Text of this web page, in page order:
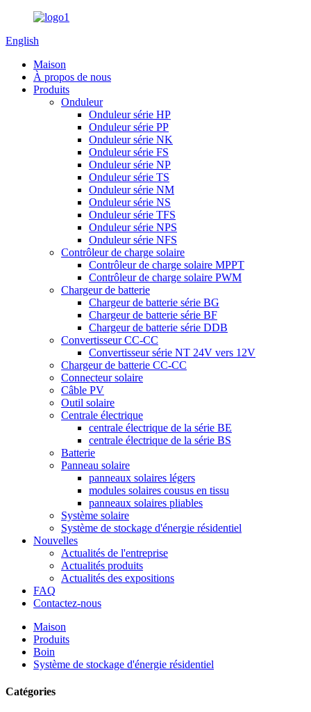
English
Maison
À propos de nous
Produits
Onduleur
Onduleur série HP
Onduleur série PP
Onduleur série NK
Onduleur série FS
Onduleur série NP
Onduleur série TS
Onduleur série NM
Onduleur série NS
Onduleur série TFS
Onduleur série NPS
Onduleur série NFS
Contrôleur de charge solaire
Contrôleur de charge solaire MPPT
Contrôleur de charge solaire PWM
Chargeur de batterie
Chargeur de batterie série BG
Chargeur de batterie série BF
Chargeur de batterie série DDB
Convertisseur CC-CC
Convertisseur série NT 24V vers 12V
Chargeur de batterie CC-CC
Connecteur solaire
Câble PV
Outil solaire
Centrale électrique
centrale électrique de la série BE
centrale électrique de la série BS
Batterie
Panneau solaire
panneaux solaires légers
modules solaires cousus en tissu
panneaux solaires pliables
Système solaire
Système de stockage d'énergie résidentiel
Nouvelles
Actualités de l'entreprise
Actualités produits
Actualités des expositions
FAQ
Contactez-nous
Maison
Produits
Boin
Système de stockage d'énergie résidentiel
Catégories